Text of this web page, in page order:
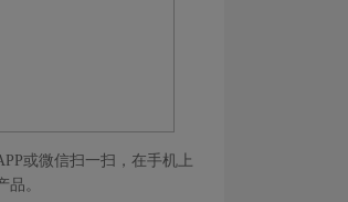
或微信扫一扫，在手机上
品。